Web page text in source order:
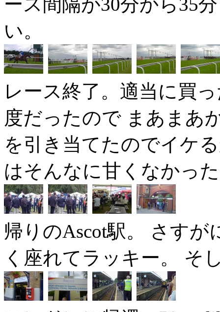
い。
レース終了。適当に買
度だったので まあまあ
を引き当てたのでイケ
はそんなに甘くなかっ
帰りのAscot駅。 さす
く座れてラッキー。 そ